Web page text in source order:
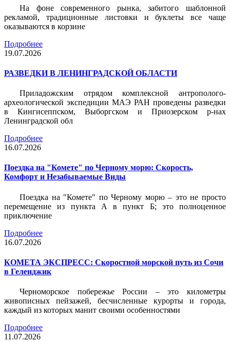
На фоне современного рынка, забитого шаблонной
рекламой, традиционные листовки и буклеты все чаще
оказываются в корзине
Подробнее
19.07.2026
РАЗВЕДКИ В ЛЕНИНГРАДСКОЙ ОБЛАСТИ
Приладожским отрядом комплексной антрополого-
археологической экспедиции МАЭ РАН проведены разведки
в Кингисеппском, Выборгском и Приозерском р-нах
Ленинградской обл
Подробнее
16.07.2026
Поездка на "Комете" по Черному морю: Скорость,
Комфорт и Незабываемые Виды
Поездка на "Комете" по Черному морю – это не просто
перемещение из пункта А в пункт Б; это полноценное
приключение
Подробнее
16.07.2026
КОМЕТА ЭКСПРЕСС: Скоростной морской путь из Сочи
в Геленджик
Черноморское побережье России – это километры
живописных пейзажей, бесчисленные курорты и города,
каждый из которых манит своими особенностями
Подробнее
11.07.2026